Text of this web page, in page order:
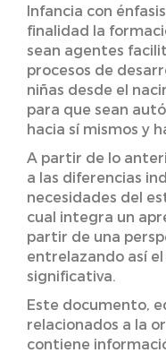
Infancia con
finalidad la
sean agentes
procesos de
niñas desde el
para que sean
hacia sí mismos y
A partir de lo
a las diferencias
necesidades del
cual integra un
partir de una
entrelazando así
significativa.
Este documento,
relacionados a la
contiene